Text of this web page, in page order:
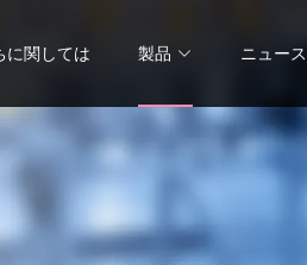
に関しては 製品 ニュース